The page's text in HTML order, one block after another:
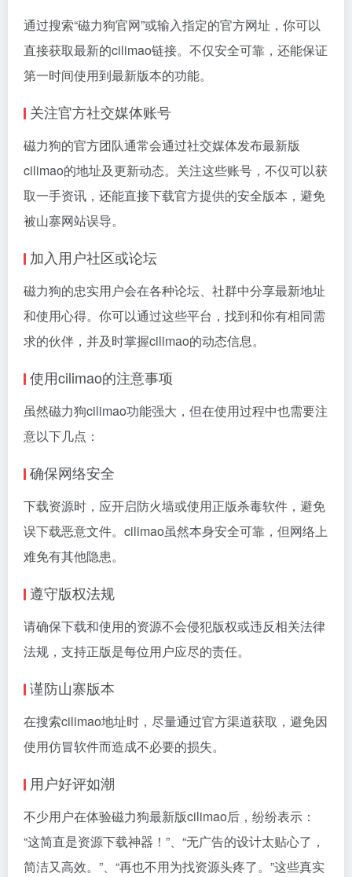
通过搜索“磁力狗官网”或输入指定的官方网址，你可以
直接获取最新的cilimao链接。不仅安全可靠，还能保证
第一时间使用到最新版本的功能。
关注官方社交媒体账号
磁力狗的官方团队通常会通过社交媒体发布最新版
cilimao的地址及更新动态。关注这些账号，不仅可以获
取一手资讯，还能直接下载官方提供的安全版本，避免
被山寨网站误导。
加入用户社区或论坛
磁力狗的忠实用户会在各种论坛、社群中分享最新地址
和使用心得。你可以通过这些平台，找到和你有相同需
求的伙伴，并及时掌握cilimao的动态信息。
使用cilimao的注意事项
虽然磁力狗cilimao功能强大，但在使用过程中也需要注
意以下几点：
确保网络安全
下载资源时，应开启防火墙或使用正版杀毒软件，避免
误下载恶意文件。cilimao虽然本身安全可靠，但网络上
难免有其他隐患。
遵守版权法规
请确保下载和使用的资源不会侵犯版权或违反相关法律
法规，支持正版是每位用户应尽的责任。
谨防山寨版本
在搜索cilimao地址时，尽量通过官方渠道获取，避免因
使用仿冒软件而造成不必要的损失。
用户好评如潮
不少用户在体验磁力狗最新版cilimao后，纷纷表示：
“这简直是资源下载神器！”、“无广告的设计太贴心了，
简洁又高效。”、“再也不用为找资源头疼了。”这些真实